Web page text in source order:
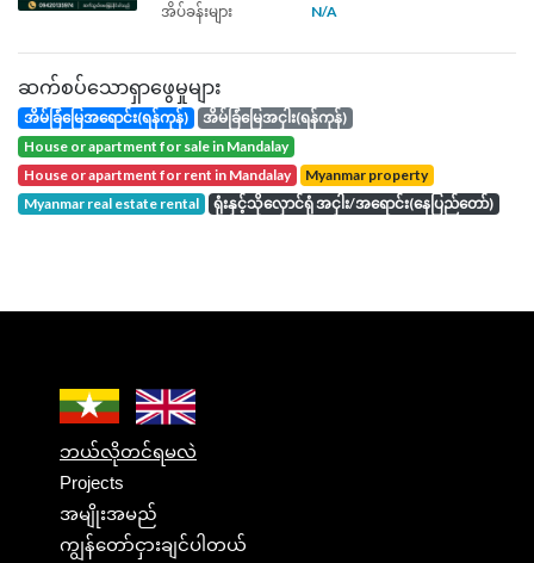
အိပ်ခန်းများ
N/A
ဆက်စပ်သောရှာဖွေမှုများ
အိမ်ခြံမြေအရောင်း(ရန်ကုန်)
အိမ်ခြံမြေအငှါး(ရန်ကုန်)
house or apartment for sale in Mandalay
house or apartment for rent in Mandalay
Myanmar property
Myanmar real estate rental
ရုံးနှင့်သိုလှောင်ရုံ အငှါး/အရောင်း(နေပြည်တော်)
ဘယ်လိုတင်ရမလဲ
Projects
အမျိုးအမည်
ကျွန်တော်ငှားချင်ပါတယ်